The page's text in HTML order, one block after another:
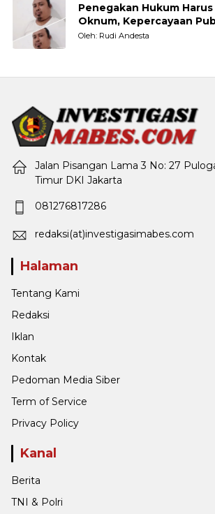
Penegakan Hukum
Oknum, Kepercayaan
Taruhannya
Oleh: Rudi Andesta
Jalan Pisangan Lama 3 No: 27
Timur DKI Jakarta
081276817286
redaksi(at)investigasimabes.com
Halaman
Tentang Kami
Redaksi
Iklan
Kontak
Pedoman Media Siber
Term of Service
Privacy Policy
Kanal
Berita
TNI & Polri